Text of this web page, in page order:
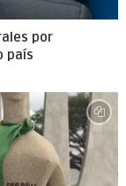
por
país